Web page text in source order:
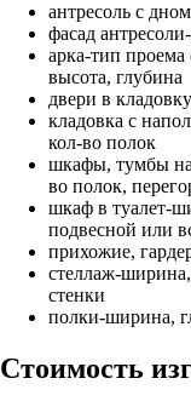
антресоль с
фасад
арка-тип
высота, глубина
двери в
кладовка с
кол-во полок
шкафы, тумбы
во полок,
шкаф в туалет-
подвесной или
прихожие,
стеллаж-
стенки
полки-ширина,
Стоимость